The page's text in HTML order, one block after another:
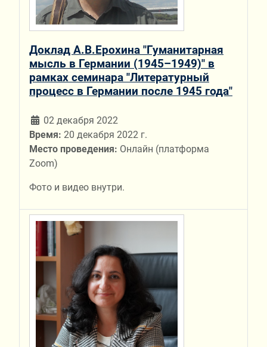
Доклад А.В.Ерохина "Гуманитарная
мысль в Германии (1945–1949)" в
рамках семинара "Литературный
процесс в Германии после 1945 года"
02 декабря 2022
Время: 20 декабря 2022 г.
Место проведения: Онлайн (платформа
Zoom)
Фото и видео внутри.